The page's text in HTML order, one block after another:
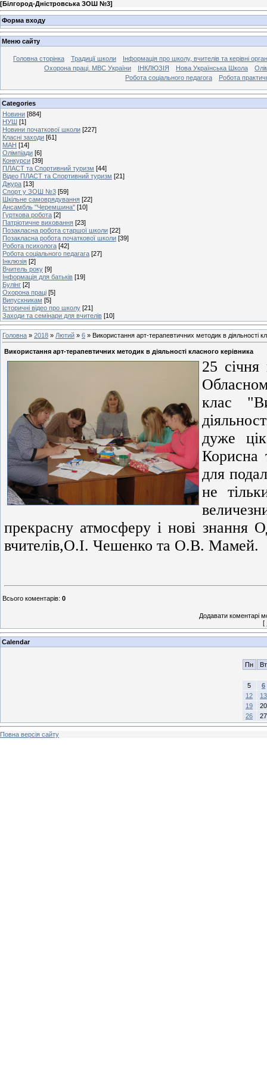
[Білгород-Дністровська ЗОШ №3]
Форма входу
Меню сайту
Головна сторінка Традиції школи
Інформація про школу, вчителів та керівні
Охорона праці. МВС України
ІНКЛЮЗІЯ Нова Українська Школа
Робота соціального педагога
Робота
Categories
Новини [884]
НУШ [1]
Новини початкової школи [227]
Класні заходи [61]
МАН [14]
Олімпіади [6]
Конкурси [39]
ПЛАСТ та Спортивний туризм [44]
Відео ПЛАСТ та Спортивний туризм [21]
Джура [13]
Спорт у ЗОШ №3 [59]
Шкільне самоврядування [22]
Ансамбль "Черемшина" [10]
Гурткова робота [2]
Патріотичне виховання [23]
Позакласна робота старшої школи [22]
Позакласна робота початкової школи [39]
Робота психолога [42]
Робота соціального педагага [27]
Інклюзія [2]
Вчитель року [9]
Інформація для батьків [19]
Булінг [2]
Охорона праці [5]
Випускникам [5]
Історичні відео про школу [21]
Заходи та семінари для вчителів [10]
Головна » 2018 » Лютий » 6 » Використання арт-терапевтичних методик в діяльності
Використання арт-терапевтичних методик в діяльності класного керівника
25
клас
дуже
Корисна
для
не
прекрасну атмосферу і нові знання
вчителів,О.І. Чешенко та О.В. Мамей.
Всього коментарів: 0
Додавати коментарі
[
Calendar
Пн Вт
5
6
12
13
19
20
26
27
Повна версія сайту